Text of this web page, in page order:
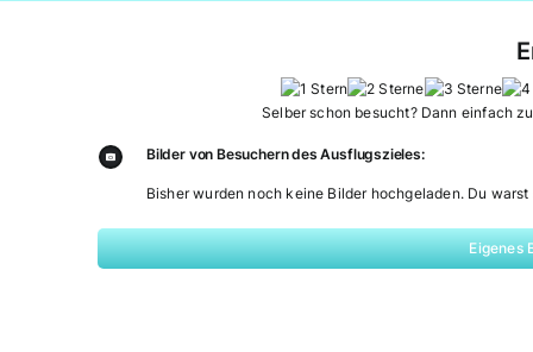
Selber schon besucht? Dann einfach
Bilder von Besuchern des Ausflugszieles:
Bisher wurden noch keine Bilder hochgeladen. Du
Eigenes